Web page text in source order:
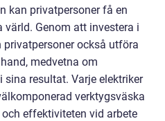
kan privatpersoner få en
Genom att investera i
också utföra
medvetna om
sina resultat. Varje elektriker
verktygsväska
effektiviteten vid arbete